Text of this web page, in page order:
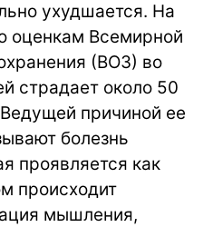
ухудшается. На
оценкам Всемирной
(ВОЗ) во
страдает около 50
причиной ее
болезнь
проявляется как
происходит
мышления,